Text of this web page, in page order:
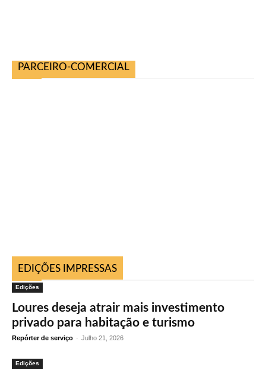
PARCEIRO-COMERCIAL
EDIÇÕES IMPRESSAS
Edições
Loures deseja atrair mais investimento
privado para habitação e turismo
Repórter de serviço - Julho 21, 2026
Edições